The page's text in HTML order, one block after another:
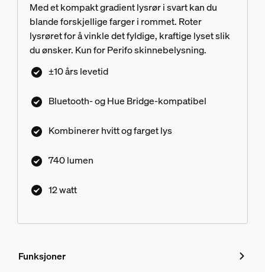
Med et kompakt gradient lysrør i svart kan du
blande forskjellige farger i rommet. Roter
lysrøret for å vinkle det fyldige, kraftige lyset slik
du ønsker. Kun for Perifo skinnebelysning.
±10 års levetid
Bluetooth- og Hue Bridge-kompatibel
Kombinerer hvitt og farget lys
740 lumen
12 watt
Funksjoner